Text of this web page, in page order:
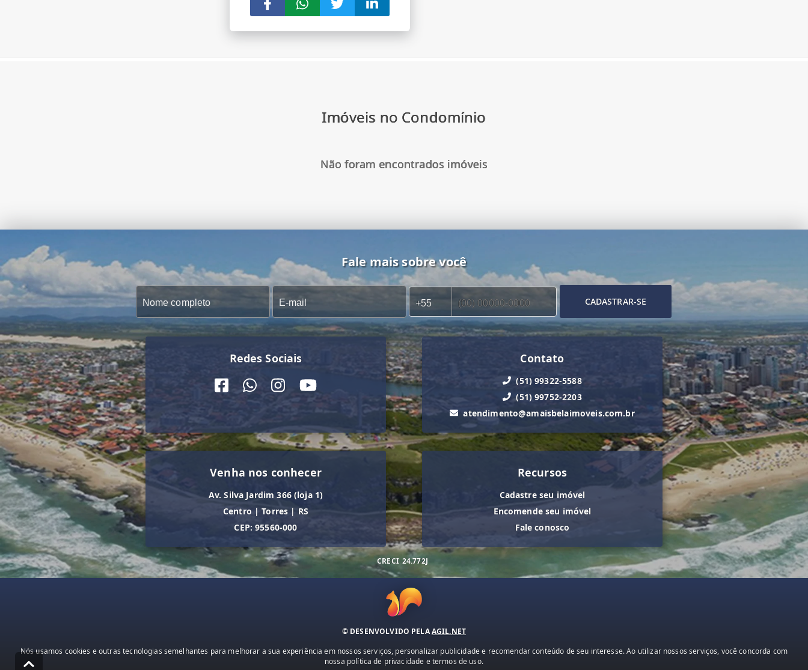
Imóveis no Condomínio
Não foram encontrados imóveis
Fale mais sobre você
CADASTRAR-SE
Redes Sociais Contato
(51) 99322-5588
(51) 99752-2203
atendimento@amaisbelaimoveis.com.br
Venha nos conhecer
Av. Silva Jardim 366 (loja 1)
Centro | Torres | RS
CEP: 95560-000
Recursos
Cadastre seu imóvel
Encomende seu imóvel
Fale conosco
CRECI 24.772J
© DESENVOLVIDO PELAAGIL.NET
Nós usamos cookies e outras tecnologias semelhantes para melhorar a sua experiência em nossos serviços, personalizar publicidade e recomendar conteúdo de seu interesse. Ao utilizar nossos serviços, você concorda com
nossa política de privacidade e termos de uso.